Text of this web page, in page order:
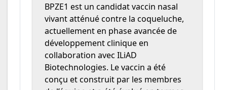
BPZE1 est un candidat vaccin nasal
vivant atténué contre la coqueluche,
actuellement en phase avancée de
développement clinique en
collaboration avec ILiAD
Biotechnologies. Le vaccin a été
conçu et construit par les membres